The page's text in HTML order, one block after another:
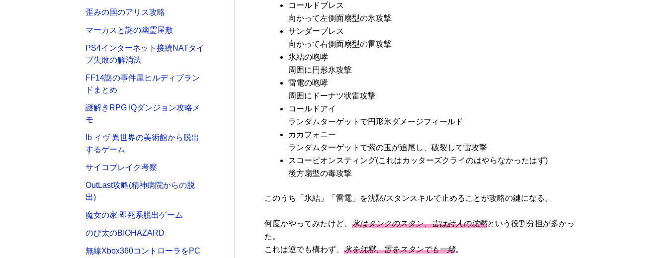
歪みの国のアリス攻略
マーカスと謎の幽霊屋敷
PS4インターネット接続NATタイ
プ失敗の解消法
FF14謎の事件屋ヒルディブラン
ドまとめ
謎解きRPG IQダンジョン攻略メ
モ
Ib イヴ 異世界の美術館から脱出
するゲーム
サイコブレイク考察
OutLast攻略(精神病院からの脱
出)
魔女の家 即死系脱出ゲーム
のび太のBIOHAZARD
無線Xbox360コントローラをPC
コールドブレス
向かって左側面扇型の氷攻撃
サンダーブレス
向かって右側面扇型の雷攻撃
氷結の咆哮
周囲に円形氷攻撃
雷電の咆哮
周囲にドーナツ状雷攻撃
コールドアイ
ランダムターゲットで円形氷ダメージフィールド
カカフォニー
ランダムターゲットで紫の玉が追尾し、破裂して雷攻撃
スコーピオンスティング(これはカッターズクライのはやらなかったはず)
後方扇型の毒攻撃
このうち「氷結」「雷電」を沈黙/スタンスキルで止めることが攻略の鍵になる。
何度かやってみたけど、 氷はタンクのスタン、雷は詩人の沈黙という役割分担が多かっ
た。
これは逆でも構わず、 氷を沈黙、雷をスタンでも一緒。